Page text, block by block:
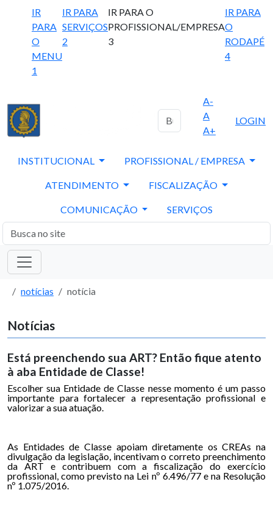
IR
PARA
O
MENU
1
IR PARA
SERVIÇOS
2
IR PARA O
PROFISSIONAL/EMPRESA
3
IR PARA
O
RODAPÉ
4
A-
A
A+
LOGIN
INSTITUCIONAL PROFISSIONAL / EMPRESA
ATENDIMENTO FISCALIZAÇÃO
COMUNICAÇÃO SERVIÇOS
notícias notícia
Notícias
Está preenchendo sua ART? Então fique atento
à aba Entidade de Classe!
Escolher sua Entidade de Classe nesse momento é um passo
importante para fortalecer a representação profissional e
valorizar a sua atuação.
As Entidades de Classe apoiam diretamente os CREAs na
divulgação da legislação, incentivam o correto preenchimento
da ART e contribuem com a fiscalização do exercício
profissional, como previsto na Lei nº 6.496/77 e na Resolução
nº 1.075/2016.